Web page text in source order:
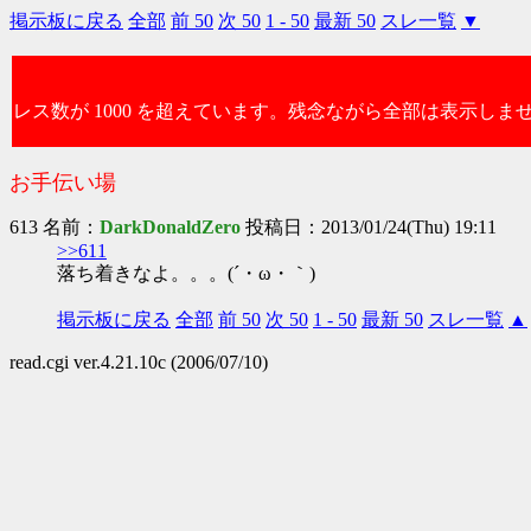
掲示板に戻る 全部 前 50 次 50 1 - 50 最新 50 スレ一覧 ▼
レス数が 1000 を超えています。残念ながら全部は表示しま
お手伝い場
613 名前： DarkDonaldZero 投稿日：2013/01/24(Thu) 19:11
>>611
落ち着きなよ。。。(´・ω・｀)
掲示板に戻る 全部 前 50 次 50 1 - 50 最新 50 スレ一覧 ▲
read.cgi ver.4.21.10c (2006/07/10)